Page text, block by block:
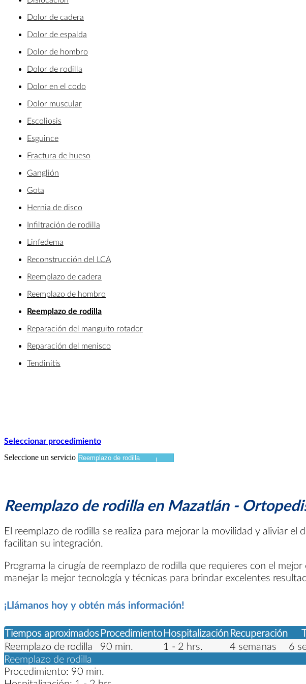
Dolor de cadera
Dolor de espalda
Dolor de hombro
Dolor de rodilla
Dolor en el codo
Dolor muscular
Escoliosis
Esguince
Fractura de hueso
Ganglión
Gota
Hernia de disco
Infiltración de rodilla
Linfedema
Reconstrucción del LCA
Reemplazo de cadera
Reemplazo de hombro
Reemplazo de rodilla
Reparación del manguito rotador
Reparación del menisco
Tendinitis
Seleccionar procedimiento
Seleccione un servicio
Reemplazo de rodilla en Mazatlán -
El reemplazo de rodilla se realiza para mejorar la movilidad y aliviar
facilitan su integración.
Programa la cirugía de reemplazo de rodilla que requieres con el
manejar la mejor tecnología y técnicas para brindar excelentes
¡Llámanos hoy y obtén más información!
Tiempos aproximadosProcedimientoHospitalizaciónRecuperación
Reemplazo de rodilla
90 min. 1 - 2 hrs. 4 semanas
6
Reemplazo de rodilla
Procedimiento: 90 min.